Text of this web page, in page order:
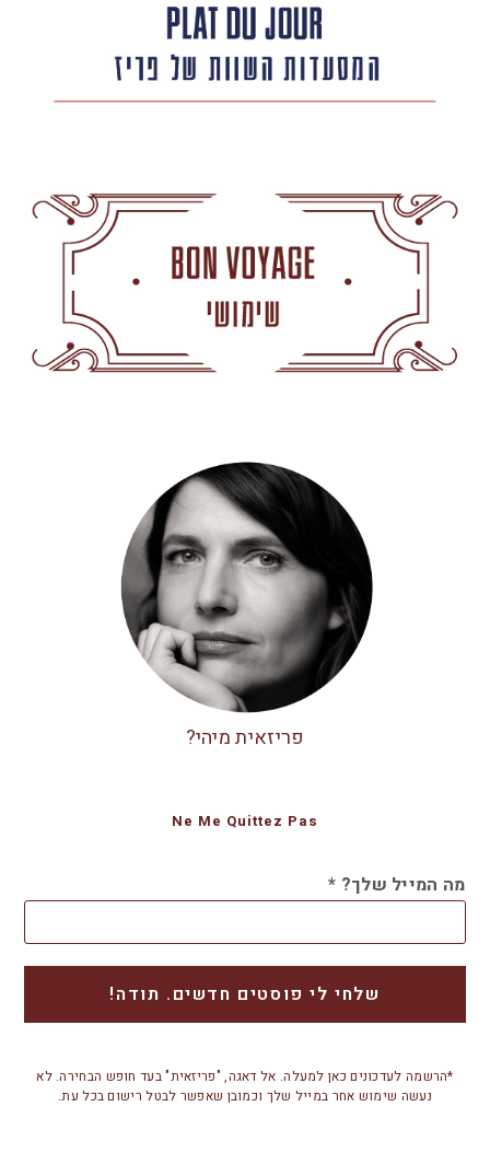
פריזאית מיהי?
Ne Me Quittez Pas
מה המייל שלך? *
*הרשמה לעדכונים כאן למעלה. אל דאגה, "פריזאית" בעד חופש הבחירה. לא
נעשה שימוש אחר במייל שלך וכמובן שאפשר לבטל רישום בכל עת.